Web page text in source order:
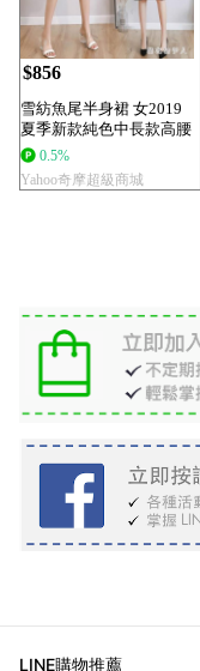
$856
雪紡魚尾半身裙 女2019
夏季新款純色中長款高腰
顯瘦包臀裙荷...
0.5%
Yahoo奇摩超級商城
LINE購物推薦